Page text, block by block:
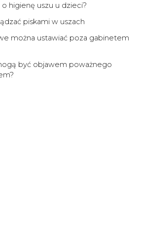
higienę uszu u dzieci?
piskami w uszach
można ustawiać poza gabinetem
być objawem poważnego